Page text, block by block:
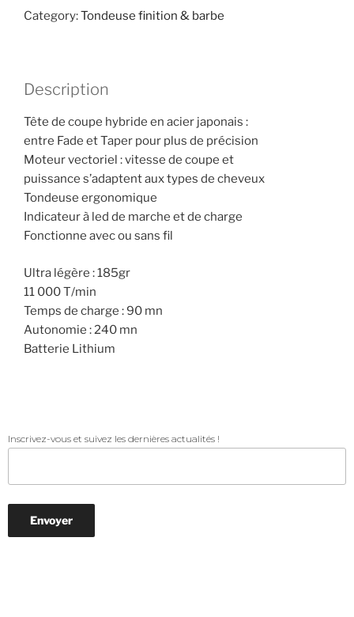
Category:Tondeuse finition & barbe
Description
Tête de coupe hybride en acier japonais :
entre Fade et Taper pour plus de précision
Moteur vectoriel : vitesse de coupe et
puissance s’adaptent aux types de cheveux
Tondeuse ergonomique
Indicateur à led de marche et de charge
Fonctionne avec ou sans fil
Ultra légère : 185gr
11 000 T/min
Temps de charge : 90 mn
Autonomie : 240 mn
Batterie Lithium
Inscrivez-vous et suivez les dernières actualités !